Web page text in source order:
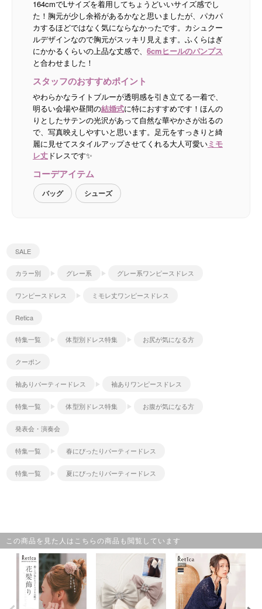
164cmでLサイズを着用してちょうどいいサイズ感でし
た！胸元が少し余裕があるかなと思いましたが、パカパ
カするほどではなく気にならなかったです。カシュクー
ルデザインなので胸元がスッキリ見えます。ふくらはぎ
にかかるくらいの上品な丈感で、 6cmヒールのパンプス
と合わせました！
スタッフのおすすめポイント
やわらかなライトブルーが透明感を引き立てる一着で、
明るい会場や昼間の結婚式に特におすすめです！ほんの
りとしたサテンの光沢があって自然な華やかさが出るの
で、写真映えしやすいと思います。足元をすっきりと綺
麗に見せてスタイルアップさせてくれる大人可愛いミモ
レ丈 ドレスです✨
コーデアイテム
バッグ シューズ
SALE
カラー別 グレー系 グレー系ワンピースドレス
ワンピースドレス ミモレ丈ワンピースドレス
Retica
特集一覧 体型別ドレス特集 お尻が気になる方
クーポン
袖ありパーティードレス 袖ありワンピースドレス
特集一覧 体型別ドレス特集 お腹が気になる方
発表会・演奏会
特集一覧 春にぴったりパーティードレス
特集一覧 夏にぴったりパーティードレス
この商品を見た人はこちらの商品も閲覧しています